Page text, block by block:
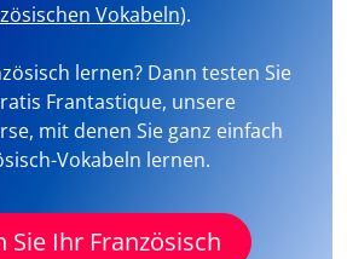
Vokabeln).
lernen? Dann testen Sie
Frantastique, unsere
mit denen Sie ganz einfach
Vokabeln lernen.
Sie Ihr Französisch